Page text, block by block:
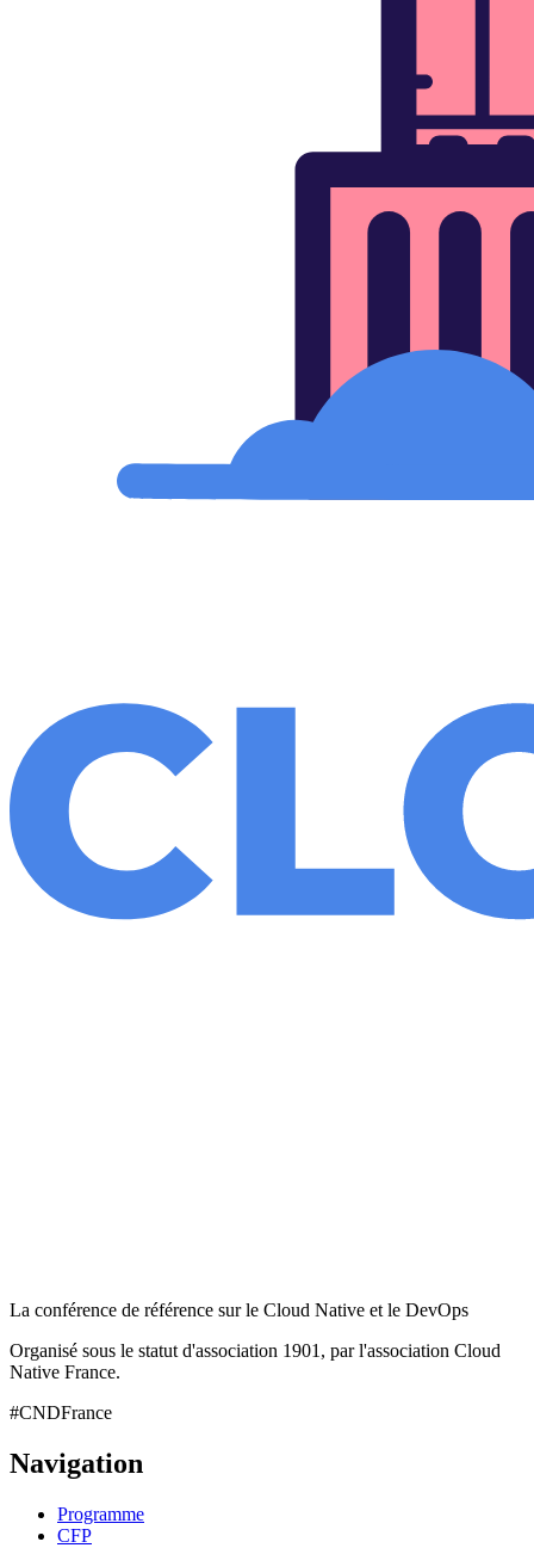
La conférence de référence sur le Cloud Native et le DevOps
Organisé sous le statut d'association 1901, par l'association Cloud
Native France.
#CNDFrance
Navigation
Programme
CFP